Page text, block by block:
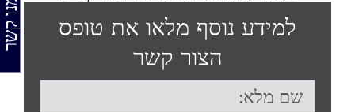
למידע נוסף מלאו את טופס
הצור קשר